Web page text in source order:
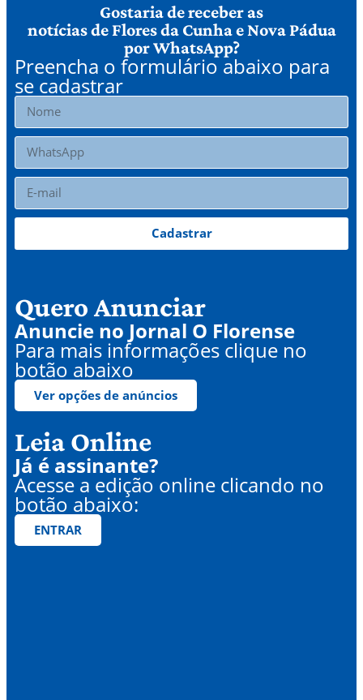
Gostaria de receber as
notícias de Flores da Cunha e Nova Pádua
por WhatsApp?
Preencha o formulário abaixo para
se cadastrar
Cadastrar
Quero Anunciar
Anuncie no Jornal O Florense
Para mais informações clique no
botão abaixo
Ver opções de anúncios
Leia Online
Já é assinante?
Acesse a edição online clicando no
botão abaixo:
ENTRAR